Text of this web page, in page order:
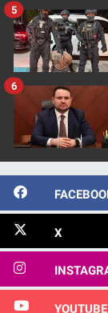
5
6
X
YOUTUBE